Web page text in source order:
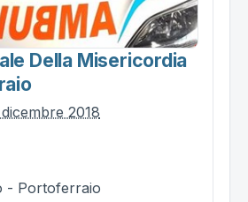
Della Misericordia
2018
- Portoferraio